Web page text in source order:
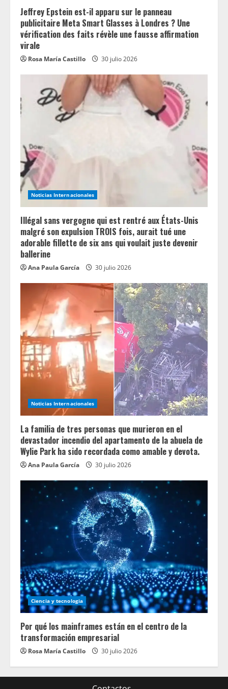
Jeffrey Epstein est-il apparu sur le panneau
publicitaire Meta Smart Glasses à Londres ? Une
vérification des faits révèle une fausse affirmation
virale
Rosa María Castillo 30 julio 2026
Noticias Internacionales
Illégal sans vergogne qui est rentré aux États-Unis
malgré son expulsion TROIS fois, aurait tué une
adorable fillette de six ans qui voulait juste devenir
ballerine
Ana Paula García 30 julio 2026
Noticias Internacionales
La familia de tres personas que murieron en el
devastador incendio del apartamento de la abuela de
Wylie Park ha sido recordada como amable y devota.
Ana Paula García 30 julio 2026
Ciencia y tecnologia
Por qué los mainframes están en el centro de la
transformación empresarial
Rosa María Castillo 30 julio 2026